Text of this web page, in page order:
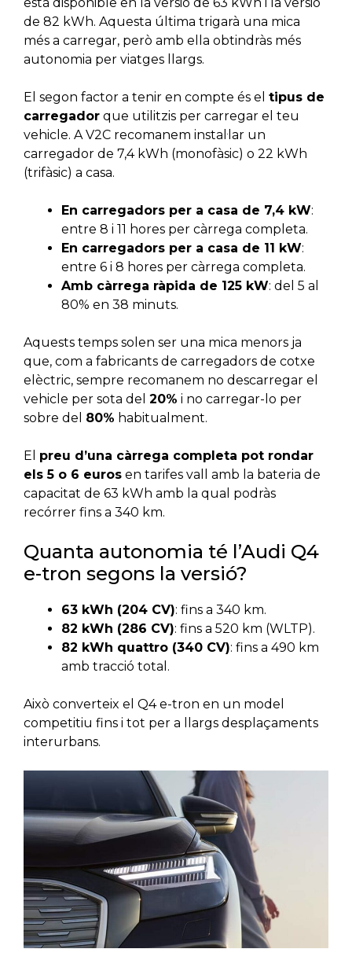
de 82 kWh. Aquesta última trigarà una mica
més a carregar, però amb ella obtindràs més
autonomia per viatges llargs.
El segon factor a tenir en compte és el tipus de
carregador que utilitzis per carregar el teu
vehicle. A V2C recomanem instal·lar un
carregador de 7,4 kWh (monofàsic) o 22 kWh
(trifàsic) a casa.
En carregadors per a casa de 7,4 kW:
entre 8 i 11 hores per càrrega completa.
En carregadors per a casa de 11 kW:
entre 6 i 8 hores per càrrega completa.
Amb càrrega ràpida de 125 kW: del 5 al
80% en 38 minuts.
Aquests temps solen ser una mica menors ja
que, com a fabricants de carregadors de cotxe
elèctric, sempre recomanem no descarregar el
vehicle per sota del 20% i no carregar-lo per
sobre del 80% habitualment.
El preu d’una càrrega completa pot rondar
els 5 o 6 euros en tarifes vall amb la bateria de
capacitat de 63 kWh amb la qual podràs
recórrer fins a 340 km.
Quanta autonomia té l’Audi Q4
e-tron segons la versió?
63 kWh (204 CV): fins a 340 km.
82 kWh (286 CV): fins a 520 km (WLTP).
82 kWh quattro (340 CV): fins a 490 km
amb tracció total.
Això converteix el Q4 e-tron en un model
competitiu fins i tot per a llargs desplaçaments
interurbans.